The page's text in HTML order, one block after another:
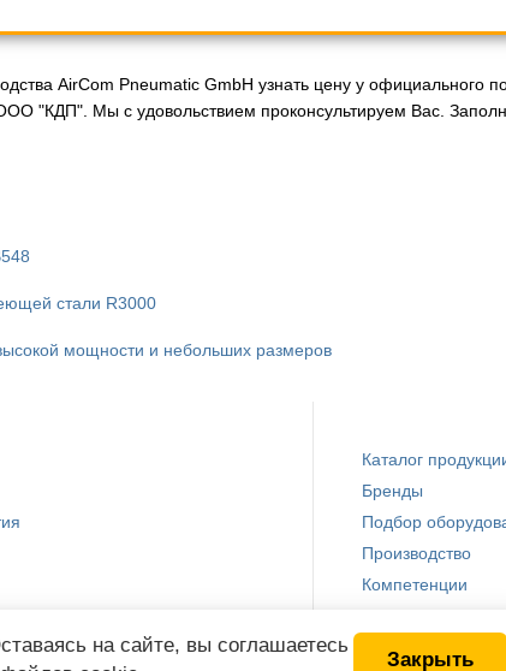
AirCom Pneumatic GmbH узнать цену у официального
"КДП". Мы с удовольствием проконсультируем Вас.
стали R3000
мощности и небольших размеров
Каталог
Бренды
Подбор
Производство
Компетенции
на сайте, вы соглашаетесь
Закрыть